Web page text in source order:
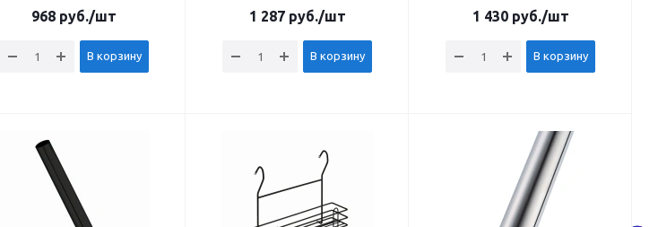
968 руб./шт
В корзину
1 287руб./шт
В корзину
1 430руб./шт
В корзину